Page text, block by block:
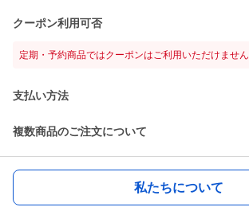
クーポン利用可否
定期・予約商品ではクーポンはご利用いただけません
支払い方法
複数商品のご注文について
私たちについて